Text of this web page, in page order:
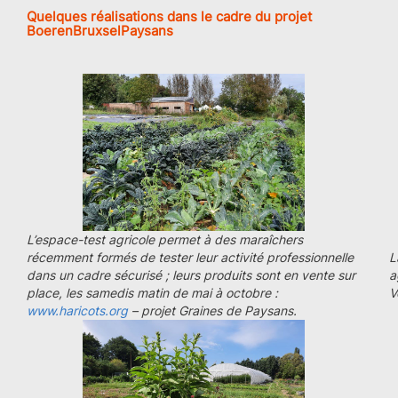
Quelques réalisations dans le cadre du projet
BoerenBruxselPaysans
L’espace-test agricole permet à des maraîchers
récemment formés de tester leur activité professionnelle
dans un cadre sécurisé ; leurs produits sont en vente sur
place, les samedis matin de mai à octobre :
www.haricots.org– projet Graines de Paysans.